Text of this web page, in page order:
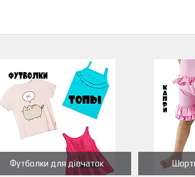
Футболки для дівчаток